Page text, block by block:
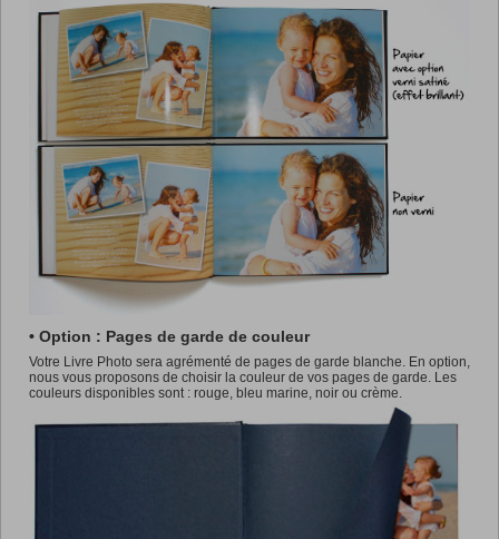
• Option : Pages de garde de couleur
Votre Livre Photo sera agrémenté de pages de garde blanche. En option,
nous vous proposons de choisir la couleur de vos pages de garde. Les
couleurs disponibles sont : rouge, bleu marine, noir ou crème.